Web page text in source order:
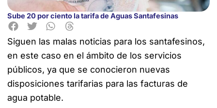
Sube 20 por ciento la tarifa de Aguas Santafesinas
Siguen las malas noticias para los santafesinos,
en este caso en el ámbito de los servicios
públicos, ya que se conocieron nuevas
disposiciones tarifarias para las facturas de
agua potable.